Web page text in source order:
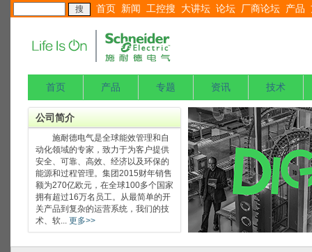
首页 新闻 工控搜 大讲坛 论坛 厂商论坛 产品
首页 产品 专题 资讯 技术
公司简介
施耐德电气是全球能效管理和自
动化领域的专家，致力于为客户提供
安全、可靠、高效、经济以及环保的
能源和过程管理。集团2015财年销售
额为270亿欧元，在全球100多个国家
拥有超过16万名员工。从最简单的开
关产品到复杂的运营系统，我们的技
术、软... 更多>>